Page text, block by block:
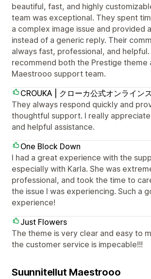
beautiful, fast, and highly
team was exceptional. They spent
a complex image issue and provided
instead of a generic reply. Their
always fast, professional, and helpful.
recommend both the Prestige theme
Maestrooo support team.
CROUKA | クローカ公式オンライン
They always respond quickly and
thoughtful support. I really
and helpful assistance.
One Block Down
I had a great experience with the
especially with Karla. She was
professional, and took the time to
the issue I was experiencing. Such a
experience!
Just Flowers
The theme is very clear and easy to
the customer service is impecable!!!
Suunnitellut Maestrooo